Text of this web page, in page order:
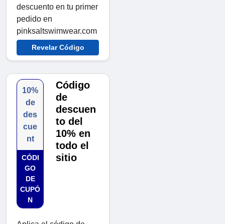
descuento en tu primer
pedido en
pinksaltswimwear.com
Revelar Código
10%
de
des
cue
nt
CÓDI
GO
DE
CUPÓ
N
Código
de
descuen
to del
10% en
todo el
sitio